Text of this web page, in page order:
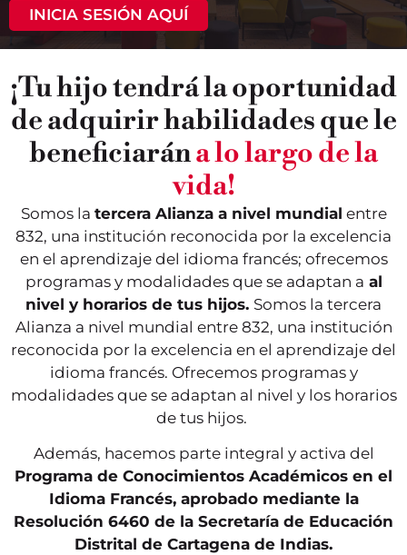
INICIA SESIÓN AQUÍ
¡Tu hijo tendrá la oportunidad
de adquirir habilidades que le
beneficiarána lo largo de la
vida!
Somos la tercera Alianza a nivel mundial entre
832, una institución reconocida por la excelencia
en el aprendizaje del idioma francés; ofrecemos
programas y modalidades que se adaptan a al
nivel y horarios de tus hijos. Somos la tercera
Alianza a nivel mundial entre 832, una institución
reconocida por la excelencia en el aprendizaje del
idioma francés. Ofrecemos programas y
modalidades que se adaptan al nivel y los horarios
de tus hijos.
Además, hacemos parte integral y activa del
Programa de Conocimientos Académicos en el
Idioma Francés, aprobado mediante la
Resolución 6460 de la Secretaría de Educación
Distrital de Cartagena de Indias.